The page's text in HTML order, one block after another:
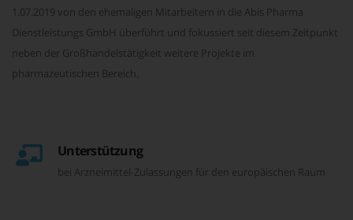
1.07.2019 von den ehemaligen Mitarbeitern in die Abis Pharma
Dienstleistungs GmbH überführt und fokussiert seit diesem Zeitpunkt
neben der Großhandelstätigkeit weitere Projekte im
pharmazeutischen Bereich.
Unterstützung
bei Arzneimittel-Zulassungen für den europäischen Raum